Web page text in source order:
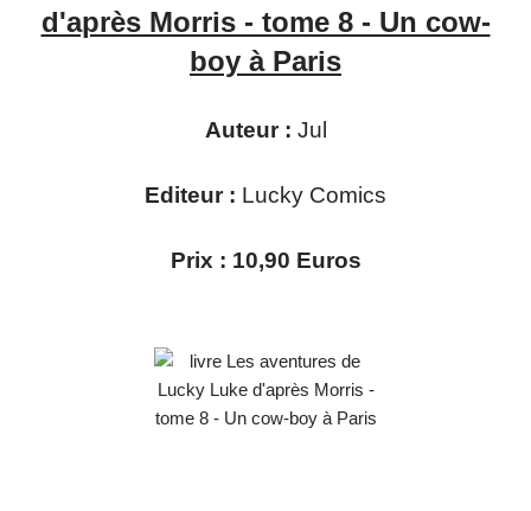
d'après Morris - tome 8 - Un cow-
boy à Paris
Auteur : Jul
Editeur : Lucky Comics
Prix : 10,90 Euros